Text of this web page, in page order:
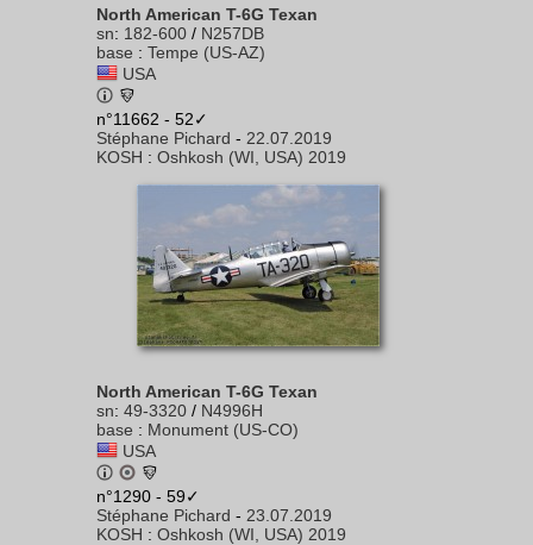
North American T-6G Texan
sn: 182-600 / N257DB
base : Tempe (US-AZ)
USA
n°11662 - 52✓
Stéphane Pichard - 22.07.2019
KOSH : Oshkosh (WI, USA) 2019
North American T-6G Texan
sn: 49-3320 / N4996H
base : Monument (US-CO)
USA
n°1290 - 59✓
Stéphane Pichard - 23.07.2019
KOSH : Oshkosh (WI, USA) 2019